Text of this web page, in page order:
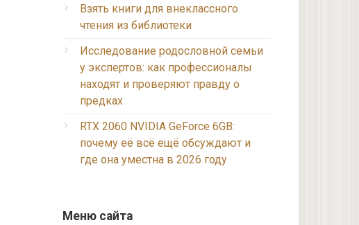
Взять книги для внеклассного
чтения из библиотеки
Исследование родословной семьи
у экспертов: как профессионалы
находят и проверяют правду о
предках
RTX 2060 NVIDIA GeForce 6GB:
почему её всё ещё обсуждают и
где она уместна в 2026 году
Меню сайта